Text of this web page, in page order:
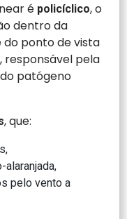
é policíclico, o
dentro da
do ponto de vista
responsável pela
patógeno
, que:
pelo vento a